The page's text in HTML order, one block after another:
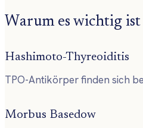
Warum es wichtig ist
Hashimoto-Thyreoiditis
TPO-Antikörper finden sich
Morbus Basedow